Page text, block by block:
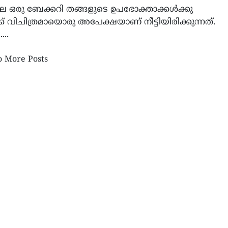
ഒരു ബേക്കറി തങ്ങളുടെ ഉപഭോക്താക്കൾക്കു
വിചിത്രമായൊരു അപേക്ഷയാണ് നീട്ടിയിരിക്കുന്നത്.
More Postsകൺവെൻഷൻ